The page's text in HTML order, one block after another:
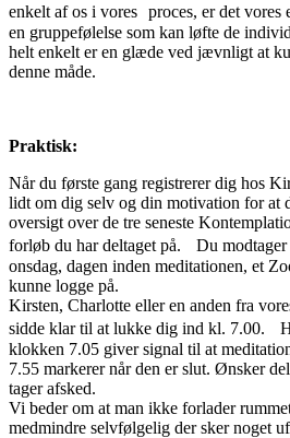
enkelt af os i vores proces, er det vores
en gruppefølelse som kan løfte de
helt enkelt er en glæde ved jævnligt at
denne måde.
Praktisk:
Når du første gang registrerer dig hos
lidt om dig selv og din motivation for at
oversigt over de tre seneste
forløb du har deltaget på. Du modtager
onsdag, dagen inden meditationen, et
kunne logge på.
Kirsten, Charlotte eller en anden fra
sidde klar til at lukke dig ind kl. 7.00.
klokken 7.05 giver signal til at
7.55 markerer når den er slut. Ønsker
tager afsked.
Vi beder om at man ikke forlader
medmindre selvfølgelig der sker noget